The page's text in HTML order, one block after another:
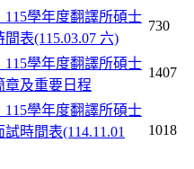
115學年度翻譯所碩士
表(115.03.07 六)
730
115學年度翻譯所碩士
章及重要日程
1407
115學年度翻譯所碩士
時間表(114.11.01
1018